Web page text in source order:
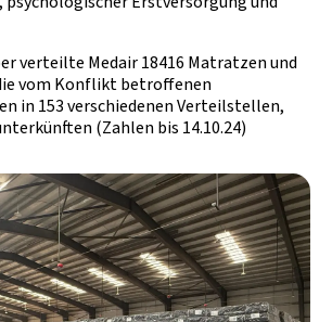
verteilte Medair 18416 Matratzen und
vom Konflikt betroffenen
in 153 verschiedenen Verteilstellen,
(Zahlen bis 14.10.24)